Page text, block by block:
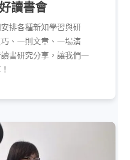
讀書會
排各種新知學習與研
、一則文章、一場演
書研究分享，讓我們一